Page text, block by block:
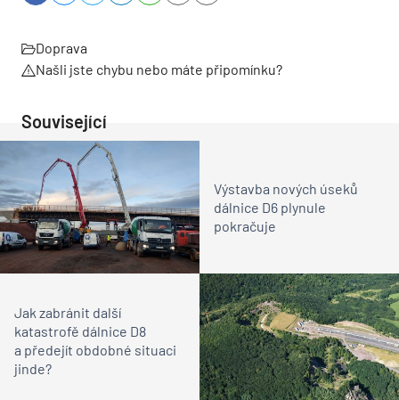
Doprava
Našli jste chybu nebo máte připomínku?
Související
Výstavba nových úseků
dálnice D6 plynule
pokračuje
Jak zabránit další
katastrofě dálnice D8
a předejít obdobné situaci
jinde?